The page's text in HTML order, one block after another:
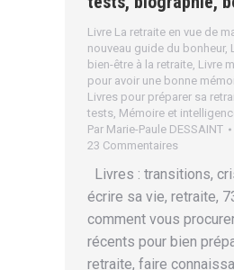
Livre La retraite en vue de
nouveau guide du bonheur,
bien-être à la retraite Livre
pour avoir une bonne
Livres pour préparer sa
tests Mémoire et
Par Marie-Paule DESSAINT
23 Commentaires
Livres : transitions,
écrire sa vie, retraite,
comment vous
récents pour bien
retraite, faire